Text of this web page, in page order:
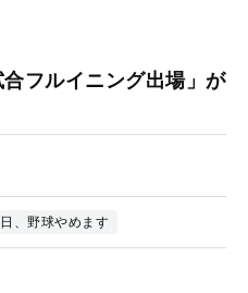
フルイニング出場」が
、野球やめます